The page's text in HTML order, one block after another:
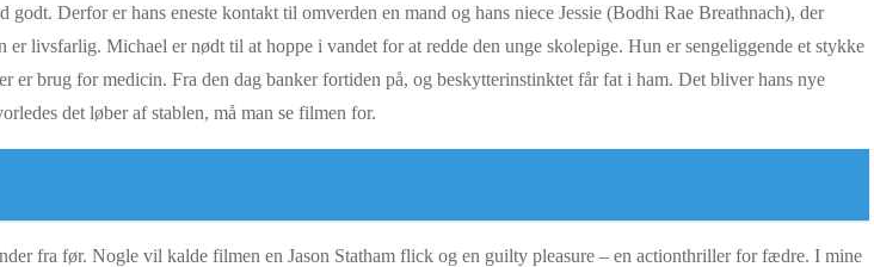
Derfor er hans eneste kontakt til omverden en mand og hans niece Jessie (Bodhi Rae Breathnach), der
livsfarlig. Michael er nødt til at hoppe i vandet for at redde den unge skolepige. Hun er sengeliggende et stykke
er brug for medicin. Fra den dag banker fortiden på, og beskytterinstinktet får fat i ham. Det bliver hans nye
det løber af stablen, må man se filmen for.
fra før. Nogle vil kalde filmen en Jason Statham flick og en guilty pleasure – en actionthriller for fædre. I mine